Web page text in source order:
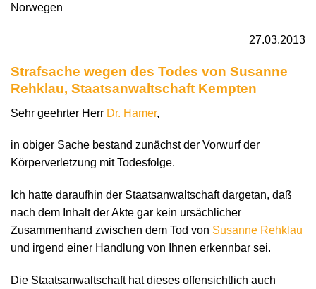
Norwegen
27.03.2013
Strafsache wegen des Todes von Susanne
Rehklau, Staatsanwaltschaft Kempten
Sehr geehrter Herr Dr. Hamer,
in obiger Sache bestand zunächst der Vorwurf der
Körperverletzung mit Todesfolge.
Ich hatte daraufhin der Staatsanwaltschaft dargetan, daß
nach dem Inhalt der Akte gar kein ursächlicher
Zusammenhand zwischen dem Tod von Susanne Rehklau
und irgend einer Handlung von Ihnen erkennbar sei.
Die Staatsanwaltschaft hat dieses offensichtlich auch